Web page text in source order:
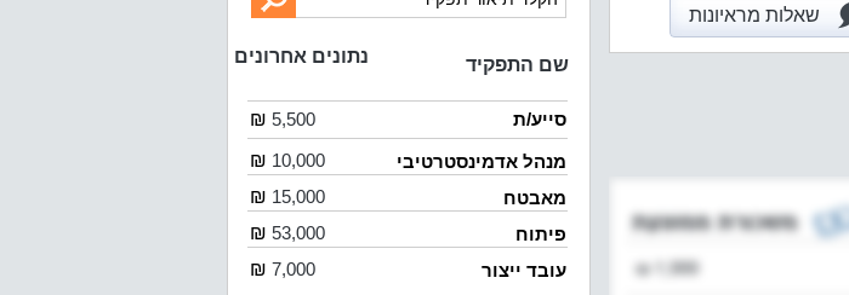
שאלות מראיונות
שם התפקיד נתונים אחרונים
סייע/ת
מנהל אדמינסטרטיבי
מאבטח
פיתוח
עובד ייצור
5,500
₪
10,000
₪
15,000
₪
53,000
₪
7,000
₪